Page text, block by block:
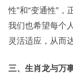
性”和“变通性”，
我们也希望每个
灵活适应，从而
三、生肖龙与万